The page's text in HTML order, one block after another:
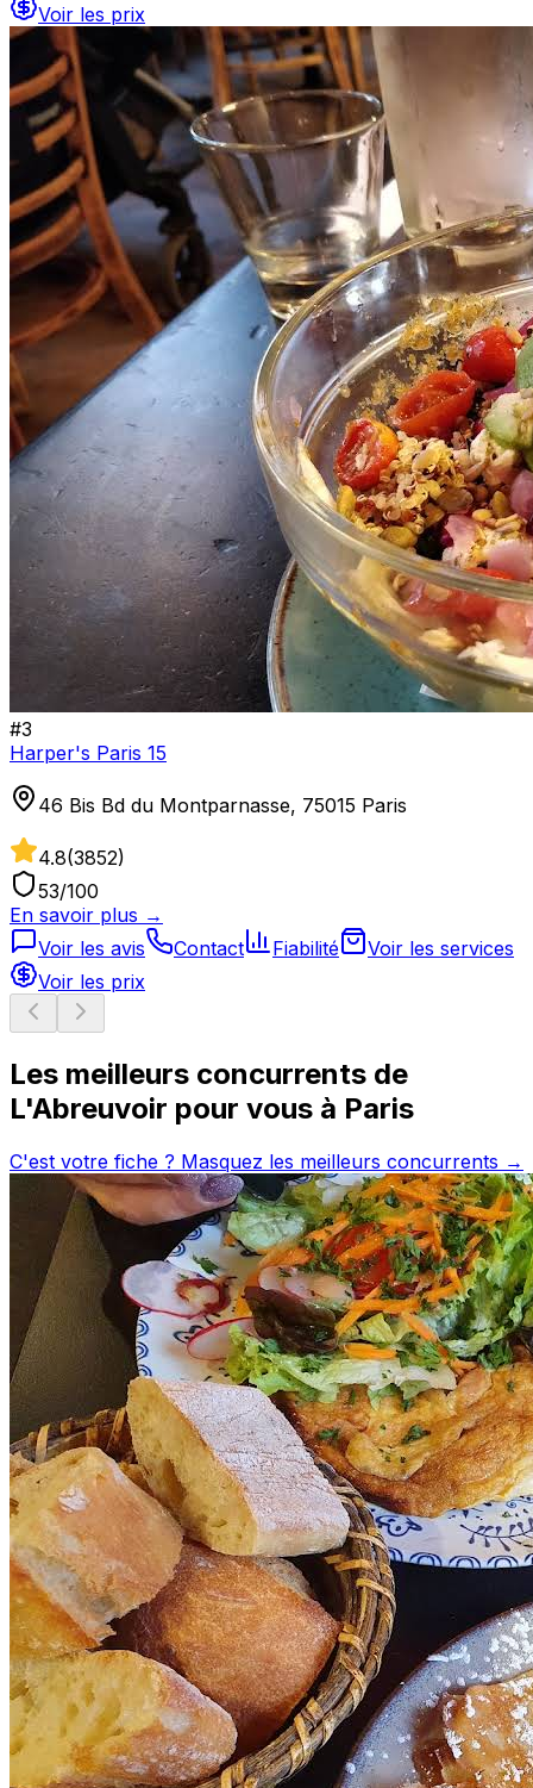
Voir les prix
#3
Harper's Paris 15
46 Bis Bd du Montparnasse, 75015 Paris
4.8(3852)
53/100
En savoir plus →
Voir les avis
Contact Fiabilité
Voir les services
Voir les prix
Les meilleurs concurrents de
L'Abreuvoir pour vous à Paris
C'est votre fiche ? Masquez les meilleurs concurrents →